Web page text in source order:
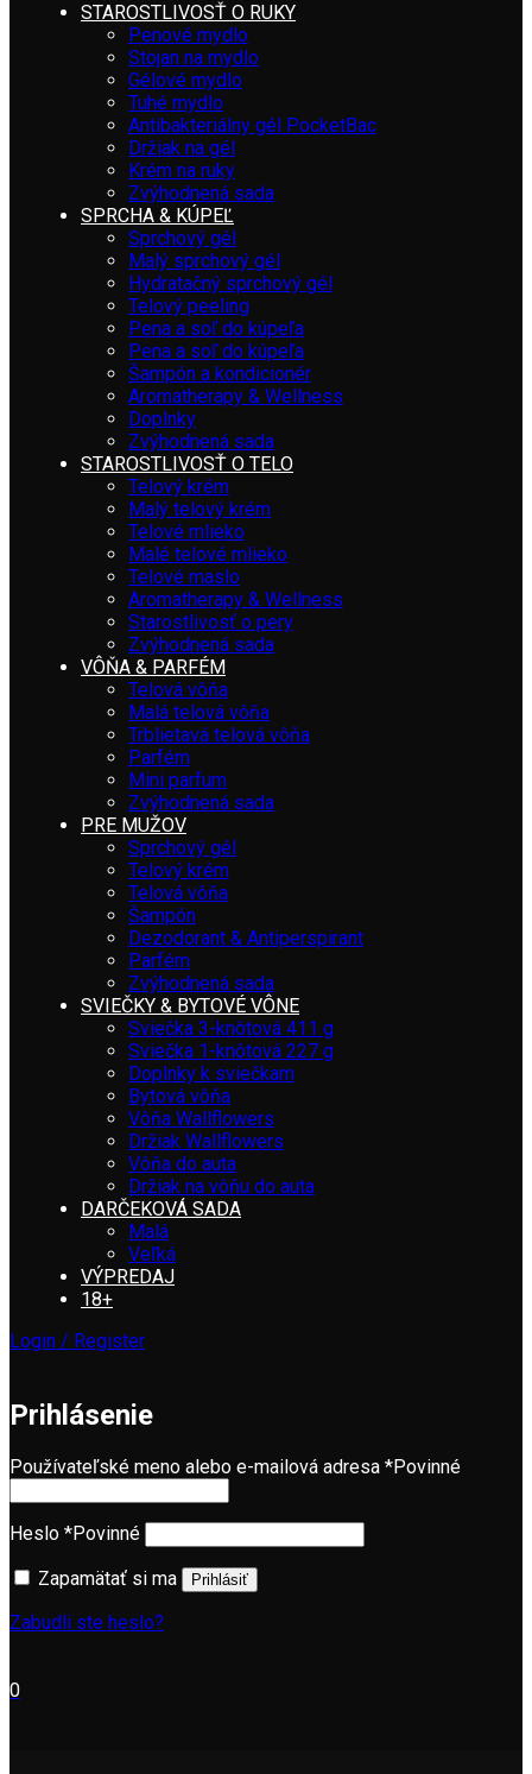
STAROSTLIVOSŤ O RUKY
Penové mydlo
Stojan na mydlo
Gélové mydlo
Tuhé mydlo
Antibakteriálny gél PocketBac
Držiak na gél
Krém na ruky
Zvýhodnená sada
SPRCHA & KÚPEĽ
Sprchový gél
Malý sprchový gél
Hydratačný sprchový gél
Telový peeling
Pena a soľ do kúpeľa
Pena a soľ do kúpeľa
Šampón a kondicionér
Aromatherapy & Wellness
Doplnky
Zvýhodnená sada
STAROSTLIVOSŤ O TELO
Telový krém
Malý telový krém
Telové mlieko
Malé telové mlieko
Telové maslo
Aromatherapy & Wellness
Starostlivosť o pery
Zvýhodnená sada
VÔŇA & PARFÉM
Telová vôňa
Malá telová vôňa
Trblietavá telová vôňa
Parfém
Mini parfum
Zvýhodnená sada
PRE MUŽOV
Sprchový gél
Telový krém
Telová vôňa
Šampón
Dezodorant & Antiperspirant
Parfém
Zvýhodnená sada
SVIEČKY & BYTOVÉ VÔNE
Sviečka 3-knôtová 411 g
Sviečka 1-knôtová 227 g
Doplnky k sviečkam
Bytová vôňa
Vôňa Wallflowers
Držiak Wallflowers
Vôňa do auta
Držiak na vôňu do auta
DARČEKOVÁ SADA
Malá
Veľká
VÝPREDAJ
18+
Login / Register
Prihlásenie
Používateľské meno alebo e-mailová adresa *Povinné
Heslo *Povinné
Zapamätať si ma
Prihlásiť
Zabudli ste heslo?
0